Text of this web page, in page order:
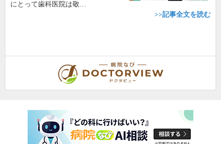
にとって歯科医院は敬…
>>記事全文を読む